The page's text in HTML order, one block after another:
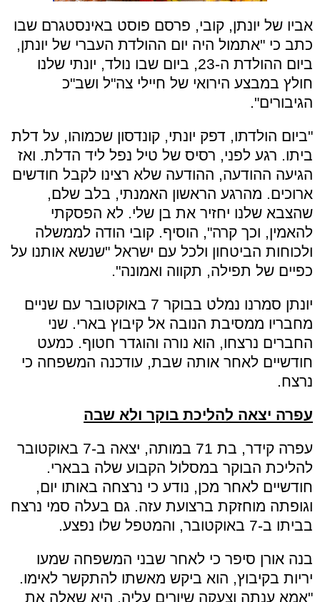
אביו של יונתן, קובי, פרסם פוסט באינסטגרם שבו
כתב כי "אתמול היה יום ההולדת העברי של יונתן,
ביום ההולדת ה-23, ביום שבו נולד, יונתי שלנו
חולץ במבצע הירואי של חיילי צה"ל ושב"כ
הגיבורים".
"ביום הולדתו, דפק יונתי, קונדסון שכמוהו, על דלת
ביתו. רגע לפני, רסיס של טיל נפל ליד הדלת. ואז
הגיעה ההודעה, ההודעה שלא רצינו לקבל חודשים
ארוכים. מהרגע הראשון האמנתי, בלב שלם,
שהצבא שלנו יחזיר את בן שלי. לא הפסקתי
להאמין, וכך קרה", הוסיף. קובי הודה לממשלה
ולכוחות הביטחון ולכל עם ישראל "שנשא אותנו על
כפיים של תפילה, תקווה ואמונה".
יונתן סמרנו נמלט בבוקר 7 באוקטובר עם שניים
מחבריו ממסיבת הנובה אל קיבוץ בארי. שני
החברים נרצחו, הוא נורה והוגדר חטוף. כמעט
חודשיים לאחר אותה שבת, עודכנה המשפחה כי
נרצח.
עפרה יצאה להליכת בוקר ולא שבה
עפרה קידר, בת 71 במותה, יצאה ב-7 באוקטובר
להליכת הבוקר במסלול הקבוע שלה בבארי.
חודשיים לאחר מכן, נודע כי נרצחה באותו יום,
וגופתה מוחזקת ברצועת עזה. גם בעלה סמי נרצח
בביתו ב-7 באוקטובר, והמטפל שלו נפצע.
בנה אורן סיפר כי לאחר שבני המשפחה שמעו
יריות בקיבוץ, הוא ביקש מאשתו להתקשר לאימו.
"אמא ענתה וצעקה שיורים עליה. היא שאלה את